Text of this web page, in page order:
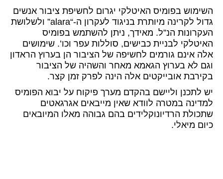
השימוש בפומיס האיטלקי יגרום לחשיפת ציבור אנשים
גדול לקרינה מיותרת בניגוד לעקרון ה-“alara” ולשלושת
העקרונות הנ”ל. מאידך, ניתן להשתמש בפומיס
האיטלקי לבניית כבישים, סוללות עפר וכו’. שימושים
אלה אינם גורמים לחשיפה של הציבור הן בערוץ הראדון
וגם לא בערוץ הגאמא מאחר והשהיה של הציבור
בקירבת אובייקטים אלה הינה לפרק זמן קצר.
יש לתכנן וליישם בהקדם מערך פיקוח על יבוא הפומיס
למדינה במטרה לוודא שאין מייבאים אגרגאטים
שתכולת הרדיונוקלידים בהם גבוהה מאלו המיובאים
כיום מיאלי.